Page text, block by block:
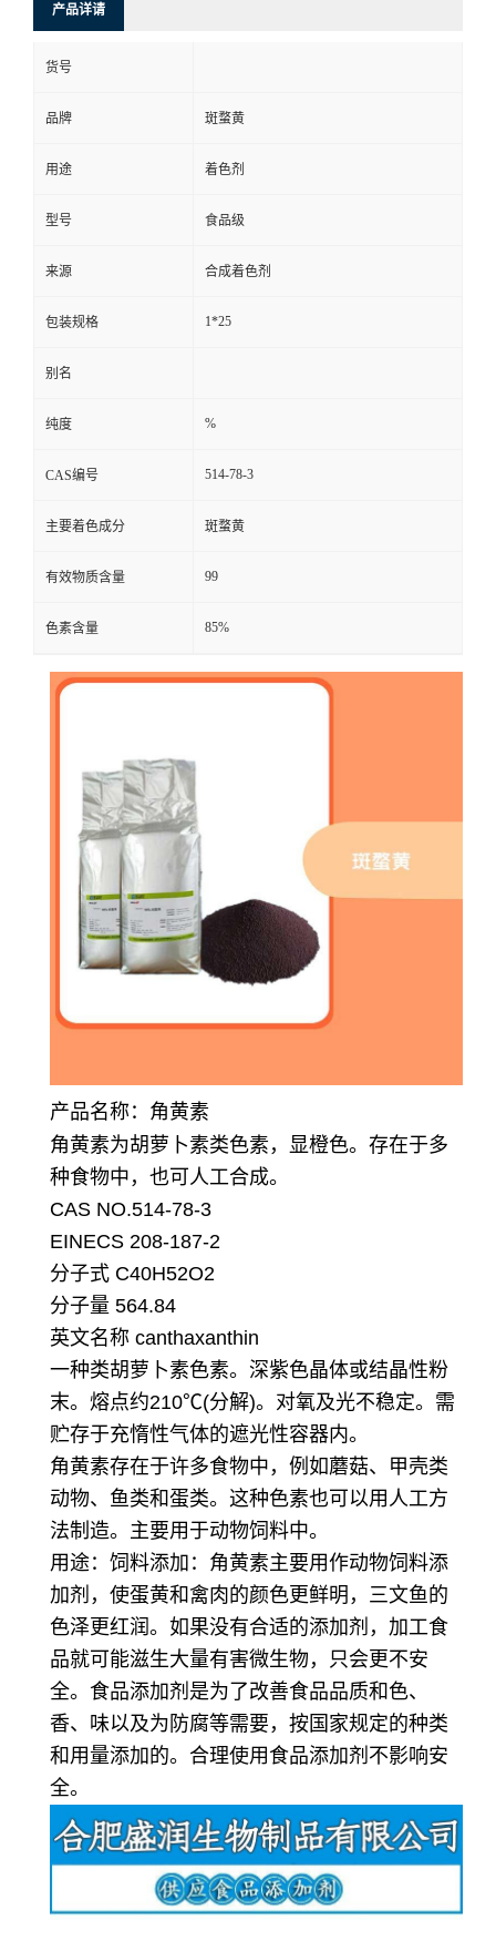
产品详请
货号
品牌 斑蝥黄
用途 着色剂
型号 食品级
来源 合成着色剂
包装规格 1*25
别名
纯度 %
CAS编号 514-78-3
主要着色成分 斑蝥黄
有效物质含量 99
色素含量 85%
产品名称：角黄素
角黄素为胡萝卜素类色素，显橙色。存在于多
种食物中，也可人工合成。
CAS NO.514-78-3
EINECS 208-187-2
分子式 C40H52O2
分子量 564.84
英文名称 canthaxanthin
一种类胡萝卜素色素。深紫色晶体或结晶性粉
末。熔点约210℃(分解)。对氧及光不稳定。需
贮存于充惰性气体的遮光性容器内。
角黄素存在于许多食物中，例如蘑菇、甲壳类
动物、鱼类和蛋类。这种色素也可以用人工方
法制造。主要用于动物饲料中。
用途：饲料添加：角黄素主要用作动物饲料添
加剂，使蛋黄和禽肉的颜色更鲜明，三文鱼的
色泽更红润。如果没有合适的添加剂，加工食
品就可能滋生大量有害微生物，只会更不安
全。食品添加剂是为了改善食品品质和色、
香、味以及为防腐等需要，按国家规定的种类
和用量添加的。合理使用食品添加剂不影响安
全。